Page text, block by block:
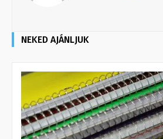
NEKED AJÁNLJUK